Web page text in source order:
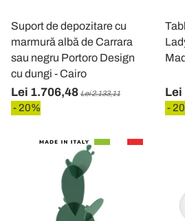
Suport de depozitare cu
marmură albă de Carrara
sau negru Portoro Design
cu dungi - Cairo
Lei 1.706,48 Lei 2.133,11
- 20%
Lei
-